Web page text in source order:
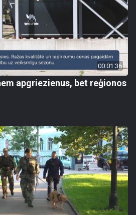
00:01:36
apgriezienus, bet reģionos